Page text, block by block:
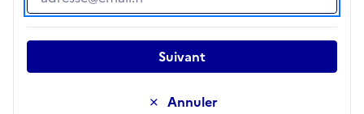
Annuler
Suivant